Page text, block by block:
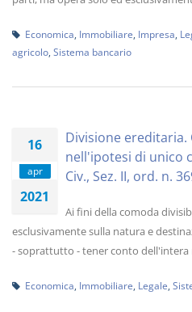
Economica Immobiliare Impresa
agricolo Sistema bancario
16
apr
2021
Divisione
nell'ipotesi di unico
Civ., Sez. II, ord. n.
Ai fini della comoda
esclusivamente sulla natura e
- soprattutto - tener conto dell'intera
Economica Immobiliare Legale